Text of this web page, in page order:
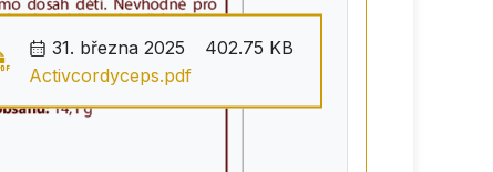
31. března 2025
402.75 KB
Activcordyceps.pdf